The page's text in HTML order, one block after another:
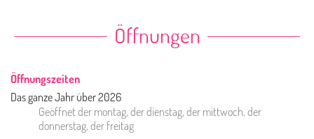
Öffnungen
Öffnungszeiten
Das ganze Jahr über 2026
Geöffnet der montag, der dienstag, der mittwoch, der
donnerstag, der freitag